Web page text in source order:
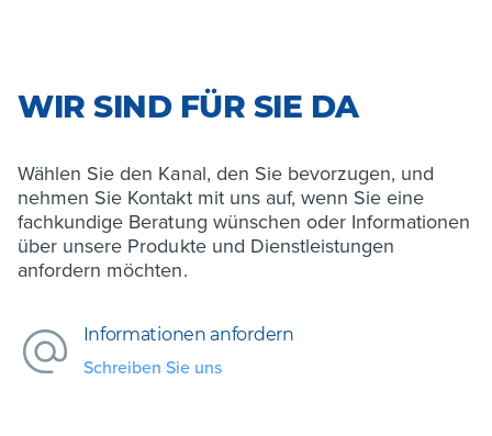
WIR SIND FÜR SIE DA
Wählen Sie den Kanal, den Sie bevorzugen, und
nehmen Sie Kontakt mit uns auf, wenn Sie eine
fachkundige Beratung wünschen oder Informationen
über unsere Produkte und Dienstleistungen
anfordern möchten.
Informationen anfordern
Schreiben Sie uns